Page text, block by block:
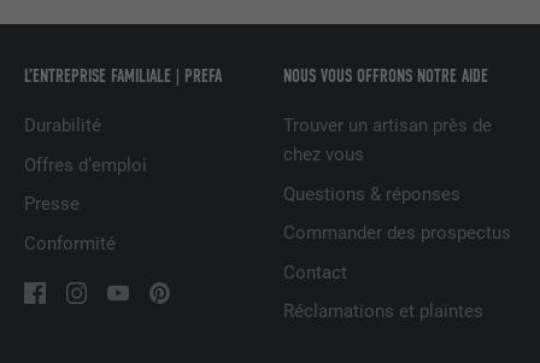
L’ENTREPRISE FAMILIALE | PREFA
Durabilité
Offres d’emploi
Presse
Conformité
NOUS VOUS OFFRONS NOTRE AIDE
Trouver un artisan près de
chez vous
Questions & réponses
Commander des prospectus
Contact
Réclamations et plaintes
NOM UserMatchHistory
FOURNISSEUR LinkedIn
EXPIRATION
Est utilisé pour suivre l'utilisateur sur
la publicité adaptée aux préférences de